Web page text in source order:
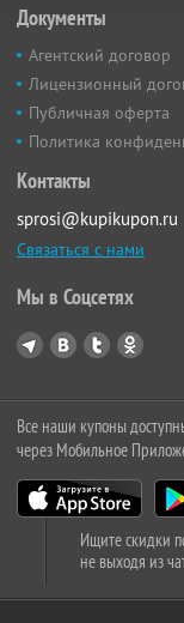
Документы
Агентский договор
Лицензионный
Публичная оферта
Политика
Контакты
sprosi@kupikupon.ru
Связаться с нами
Мы в Соцсетях
Все наши купоны
через Мобильное
Ищите скидки
не выходя из